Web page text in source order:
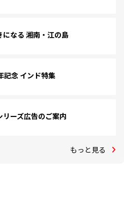
なる 湘南・江の島
記念 インド特集
リーズ広告のご案内
もっと見る